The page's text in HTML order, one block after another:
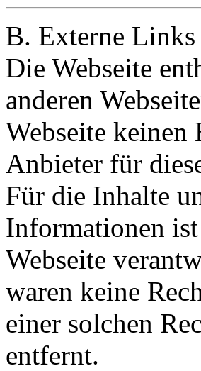
B. Externe Links
Die Webseite
anderen
Webseite keinen
Anbieter für
Für die Inhalte
Informationen
Webseite
waren keine
einer solchen
entfernt.